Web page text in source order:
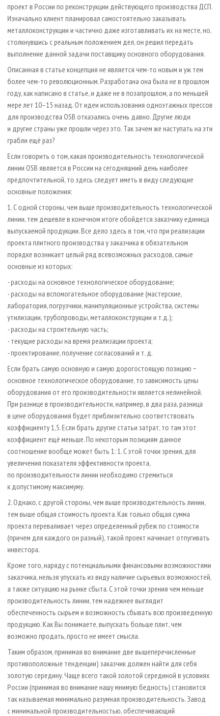
проект в России по реконструкции действующего производства ДСП.
Изначально клиент планировал самостоятельно заказывать
металлоконструкции и частично даже изготавливать их на месте, но,
столкнувшись с реальным положением дел, он решил передать
выполнение данной задачи поставщику основного оборудования.
Описанная в статье концепция не является чем-то новым и уж тем
более чем-то революционным. Разработана она была не в прошлом
году, как написано в статье, и даже не в позапрошлом, а по меньшей
мере лет 10–15 назад. От идеи использования одноэтажных прессов
для производства OSB отказались очень давно. Другие люди
и другие страны уже прошли через это. Так зачем же наступать на эти
грабли ещё раз?
Если говорить о том, какая производительность технологической
линии OSB является в России на сегодняшний день наиболее
предпочтительной, то здесь следует иметь в виду следующие
основные положения:
1. С одной стороны, чем выше производительность технологической
линии, тем дешевле в конечном итоге обойдется заказчику единица
выпус­каемой продукции. Все дело здесь в том, что при реализации
проекта плитного производства у заказчика в обязательном
порядке возникает целый ряд всевозможных расходов, самые
основные из которых:
- расходы на основное технологическое оборудование;
- расходы на вспомогательное оборудование (мастерские,
лаборатория, погрузчики, манипуляционные устройства, системы
утилизации, трубопроводы, металлоконструкции и т.д.);
- расходы на строительную часть;
- текущие расходы на время реализации проекта;
- проектирование, получение согласований и т. д.
Если брать самую основную и самую дорогостоящую позицию −
основное технологическое оборудование, то зависимость цены
оборудования от его производительности является нелинейной.
При разнице в производительности, например, в два раза, разница
в цене оборудования будет приблизительно соответствовать
коэффициенту 1,5. Если брать другие статьи затрат, то там этот
коэффициент ещё меньше. По некоторым позициям данное
соотношение вообще может быть 1: 1. С этой точки зрения, для
увеличения показателя эффективности проекта,
по производительности линии необходимо стремиться
к допустимому максимуму.
2. Однако, с другой стороны, чем выше производительность линии,
тем выше общая стоимость проекта. Как только общая сумма
проекта переваливает через определенный рубеж по стоимости
(причем для каждого он разный), такой проект начинает отпугивать
инвестора.
Кроме того, наряду с потенциальными финансовыми возможностями
заказчика, нельзя упускать из виду наличие сырьевых возможностей,
а также ситуацию на рынке сбыта. С этой точки зрения чем меньше
производительность линии, тем надежнее выглядит
обеспеченность сырьем и возможность сбывать всю произведенную
продукцию. Как Вы понимаете, выпускать больше плит, чем
возможно продать, просто не имеет смысла.
Таким образом, принимая во внимание две вышеперечисленные
противоположные тенденции) заказчик должен найти для себя
золотую середину. Чаще всего такой золотой серединой в условиях
России (принимая во внимание нашу мнимую бедность) становится
так называемая минимально разумная производительность. Завод
с минимальной производительностью, обеспечивающий